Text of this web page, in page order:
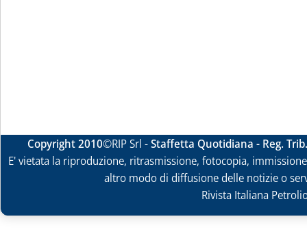
Copyright 2010©RIP Srl -Staffetta Quotidiana - Reg.
E' vietata la riproduzione, ritrasmissione, fotocopia,
altro modo di diffusione delle notizie o
Rivista Italiana